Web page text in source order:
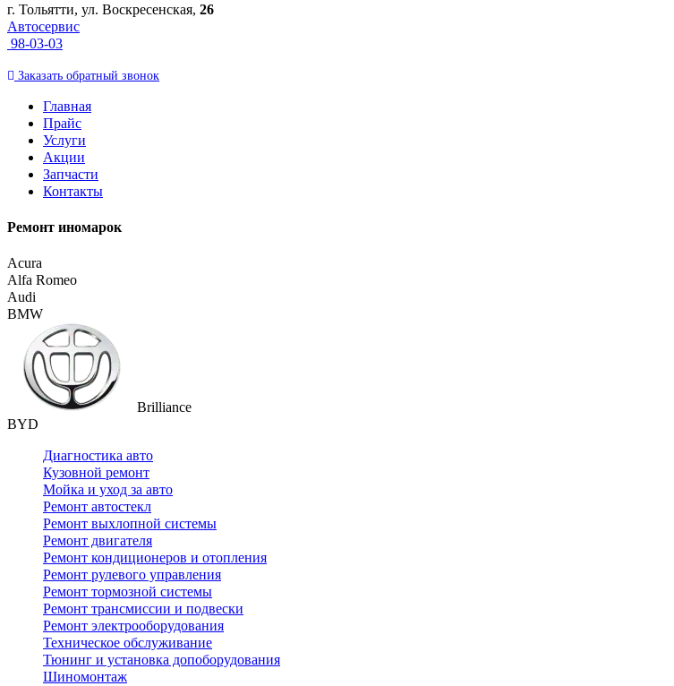
г. Тольятти, ул. Воскресенская, 26
Автосервис
98-03-03
Заказать обратный звонок
Главная
Прайс
Услуги
Акции
Запчасти
Контакты
Ремонт иномарок
Acura
Alfa Romeo
Audi
BMW
Brilliance
BYD
Диагностика авто
Кузовной ремонт
Мойка и уход за авто
Ремонт автостекл
Ремонт выхлопной системы
Ремонт двигателя
Ремонт кондиционеров и отопления
Ремонт рулевого управления
Ремонт тормозной системы
Ремонт трансмиссии и подвески
Ремонт электрооборудования
Техническое обслуживание
Тюнинг и установка допоборудования
Шиномонтаж